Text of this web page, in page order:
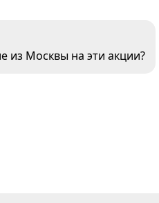
из Москвы на эти акции?